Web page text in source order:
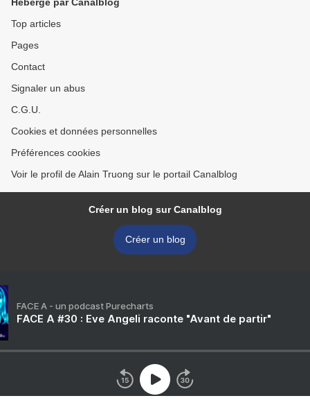
Top articles
Pages
Contact
Signaler un abus
C.G.U.
Cookies et données personnelles
Préférences cookies
Voir le profil de Alain Truong sur le portail Canalblog
Créer un blog sur Canalblog
Créer un blog
FACE A - un podcast Purecharts
FACE A #30 : Eve Angeli raconte "Avant de partir"